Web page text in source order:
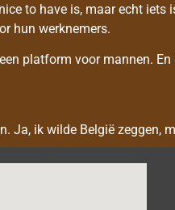
to have is, maar echt
hun werknemers.
platform voor mannen.
Ja, ik wilde België zeggen,